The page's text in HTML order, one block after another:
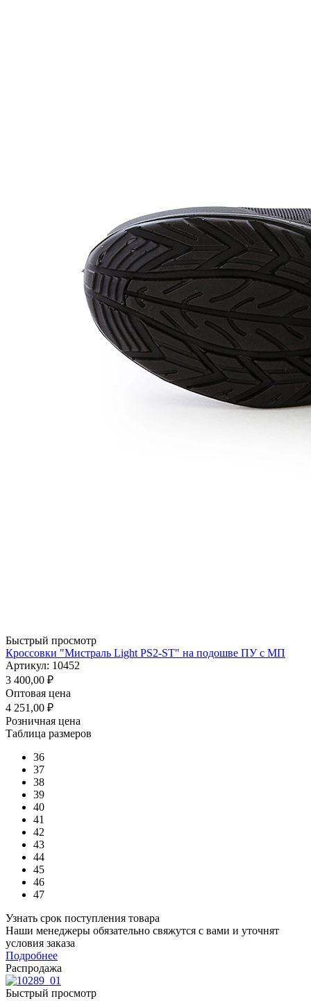
Быстрый просмотр
Кроссовки "Мистраль Light PS2-ST" на подошве ПУ с МП
Артикул: 10452
3 400,00 ₽
Оптовая цена
4 251,00 ₽
Розничная цена
Таблица размеров
36
37
38
39
40
41
42
43
44
45
46
47
Узнать срок поступления товара
Наши менеджеры обязательно свяжутся с вами и уточнят
условия заказа
Подробнее
Распродажа
Быстрый просмотр